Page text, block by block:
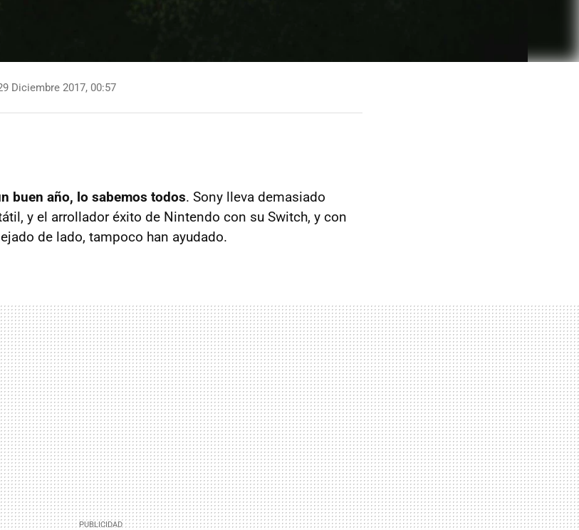
Diciembre 2017, 00:57
buen año, lo sabemos todos. Sony lleva demasiado
y el arrollador éxito de Nintendo con su Switch, y con
de lado, tampoco han ayudado.